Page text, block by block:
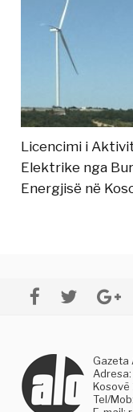
Licencimi i
Elektrike nga
Energjisë në
Gazeta
Tel/